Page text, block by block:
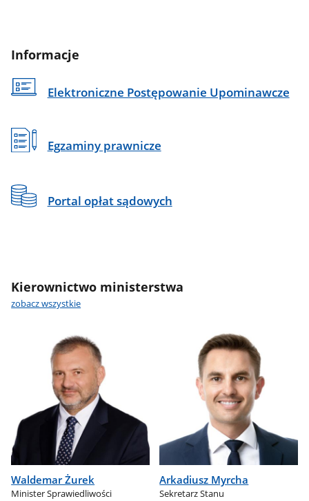
Informacje
Elektroniczne Postępowanie Upominawcze
Egzaminy prawnicze
Portal opłat sądowych
Kierownictwo ministerstwa
zobacz wszystkie
Waldemar Żurek
Minister Sprawiedliwości
Arkadiusz Myrcha
Sekretarz Stanu